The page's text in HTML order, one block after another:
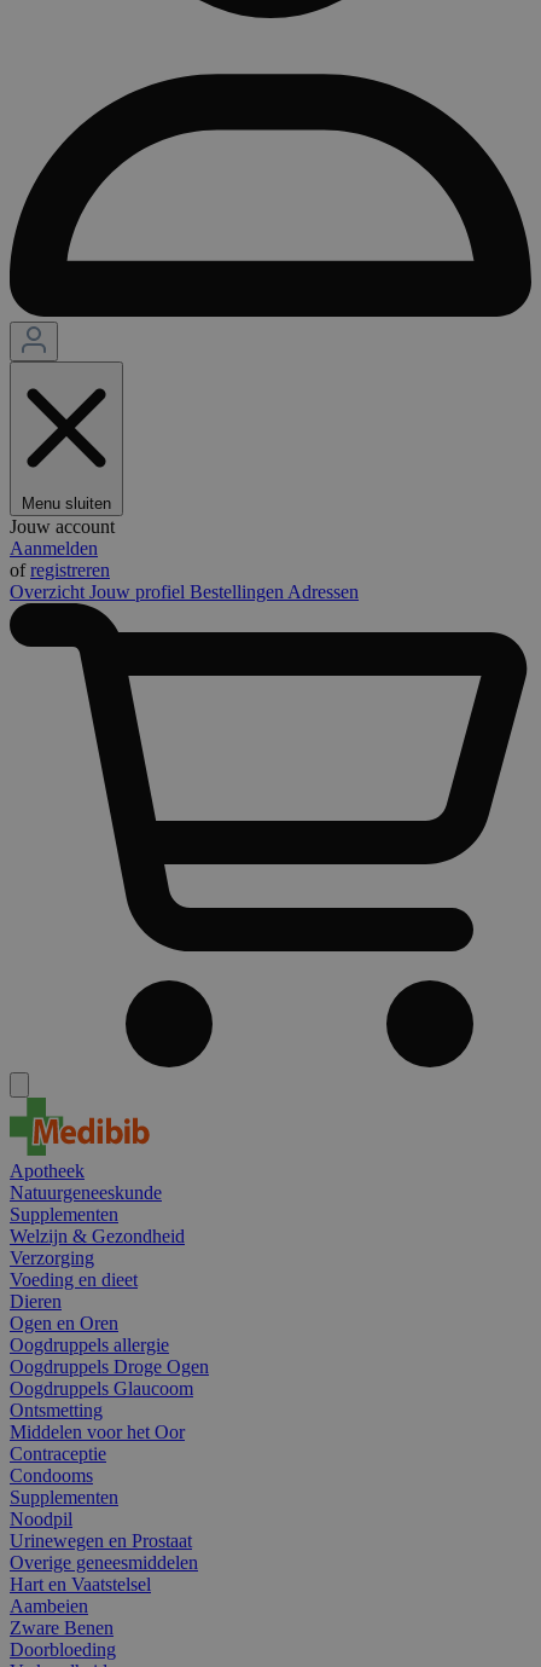
Menu sluiten
Jouw account
Aanmelden
ofregistreren
Overzicht Jouw profiel Bestellingen Adressen
Apotheek
Natuurgeneeskunde
Supplementen
Welzijn & Gezondheid
Verzorging
Voeding en dieet
Dieren
Ogen en Oren
Oogdruppels allergie
Oogdruppels Droge Ogen
Oogdruppels Glaucoom
Ontsmetting
Middelen voor het Oor
Contraceptie
Condooms
Supplementen
Noodpil
Urinewegen en Prostaat
Overige geneesmiddelen
Hart en Vaatstelsel
Aambeien
Zware Benen
Doorbloeding